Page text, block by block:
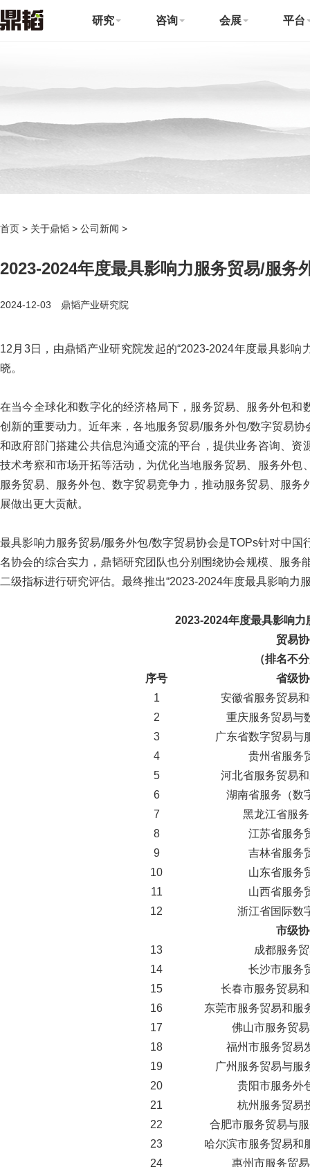
研究 咨询 会展 平台
首页 > 关于鼎韬 > 公司新闻 >
2023-2024年度最具影响力服务贸易/服务
2024-12-03 鼎韬产业研究院
12月3日，由鼎韬产业研究院发起的“2023-2024年度最具影
晓。
在当今全球化和数字化的经济格局下，服务贸易、服务外包
创新的重要动力。近年来，各地服务贸易/服务外包/数字贸易
和政府部门搭建公共信息沟通交流的平台，提供业务咨询、
技术考察和市场开拓等活动，为优化当地服务贸易、服务外
服务贸易、服务外包、数字贸易竞争力，推动服务贸易、服
展做出更大贡献。
最具影响力服务贸易/服务外包/数字贸易协会是TOPs针对中
名协会的综合实力，鼎韬研究团队也分别围绕协会规模、服
二级指标进行研究评估。最终推出“2023-2024年度最具影响力
2023-2024年度最具影响力
贸易
（排名不
序号
省级
1
安徽省服务贸易
2
重庆服务贸易与
3
广东省数字贸易与
4
贵州省服务
5
河北省服务贸易
6
湖南省服务（数
7
黑龙江省服
8
江苏省服务
9
吉林省服务
10
山东省服务
11
山西省服务
12
浙江省国际数
市级
13
成都服务
14
长沙市服务
15
长春市服务贸易
16
东莞市服务贸易和服
17
佛山市服务贸
18
福州市服务贸易
19
广州服务贸易与服
20
贵阳市服务外
21
杭州服务贸易
22
合肥市服务贸易与
23
哈尔滨市服务贸易和
24
惠州市服务贸